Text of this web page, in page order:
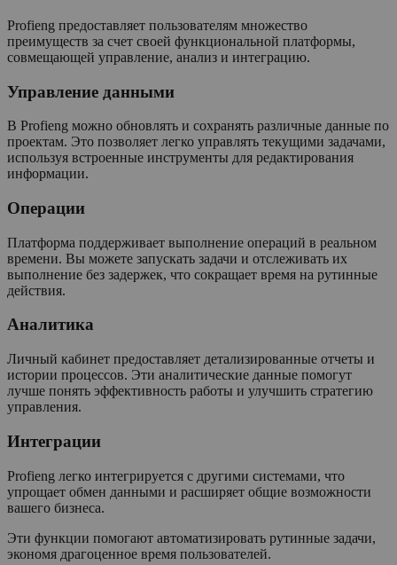
Profieng предоставляет пользователям множество
преимуществ за счет своей функциональной платформы,
совмещающей управление, анализ и интеграцию.
Управление данными
В Profieng можно обновлять и сохранять различные данные по
проектам. Это позволяет легко управлять текущими задачами,
используя встроенные инструменты для редактирования
информации.
Операции
Платформа поддерживает выполнение операций в реальном
времени. Вы можете запускать задачи и отслеживать их
выполнение без задержек, что сокращает время на рутинные
действия.
Аналитика
Личный кабинет предоставляет детализированные отчеты и
истории процессов. Эти аналитические данные помогут
лучше понять эффективность работы и улучшить стратегию
управления.
Интеграции
Profieng легко интегрируется с другими системами, что
упрощает обмен данными и расширяет общие возможности
вашего бизнеса.
Эти функции помогают автоматизировать рутинные задачи,
экономя драгоценное время пользователей.